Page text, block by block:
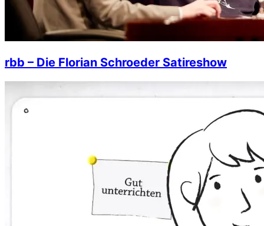
rbb – Die Florian Schroeder Satireshow